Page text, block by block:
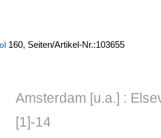
160, Seiten/Artikel-Nr.:103655
Amsterdam [u.a.] :
[1]-14